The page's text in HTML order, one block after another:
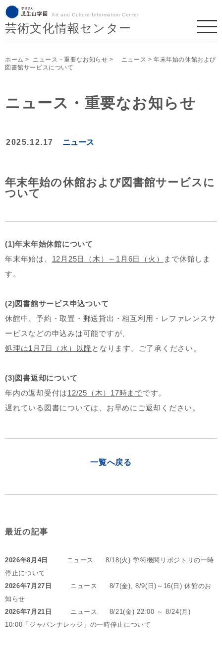
芸術文化情報センター
Art and Culture Information Center
ホーム > ニュース・重要なお知らせ > ニュース > 年末年始の休館および
図書館サービスについて
ニュース・重要なお知らせ
2025.12.17 ニュース
年末年始の休館および図書館サービスに
ついて
(1)年末年始休館について
年末年始は、 12月25日（木）～1月6日（火）
まで休館しま
す。
(2)図書館サービス申込ついて
休館中、予約・取置・郵送貸出・相互利用・レファレンスサ
ービスなどの申込みは可能ですが、
処理は1月7日（水）以降 となります。ご了承ください。
(3)図書返却について
年内の返却受付は12/25（木）17時までです。
遅れている図書については、お早めにご返却ください。
一覧へ戻る
最近の記事
2026年8月4日 ニュース
8/18(火) 学術機関リポジトリの一時
停止について
2026年7月27日
ニュース
8/7(金), 8/9(日)～16(日) 休館のお
知らせ
2026年7月21日
ニュース
8/21(金) 22:00 ～ 8/24(月)
10:00「ジャパンナレッジ」の一時停止について